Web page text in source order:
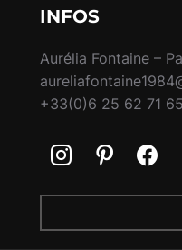
INFOS
Aurélia Fontaine –
+33(0)6 25 62 71 65